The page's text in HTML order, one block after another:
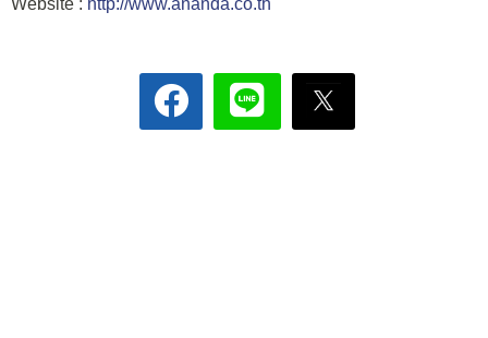
Website : http://www.ananda.co.th